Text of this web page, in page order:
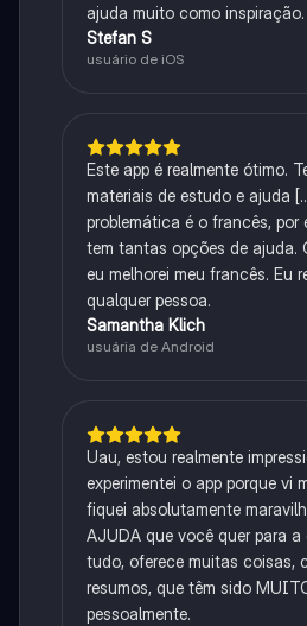
ajuda muito como inspiração.
Stefan S
usuário de iOS
Este app é realmente ótimo.
materiais de estudo e ajuda
problemática é o francês, por
tem tantas opções de ajuda.
eu melhorei meu francês. Eu
qualquer pessoa.
Samantha Klich
usuária de Android
Uau, estou realmente
experimentei o app porque vi
fiquei absolutamente
AJUDA que você quer para
tudo, oferece muitas coisas,
resumos, que têm sido
pessoalmente.